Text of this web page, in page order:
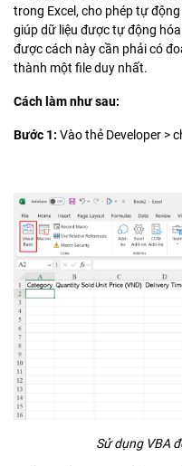
trong Excel, cho phép tự
giúp dữ liệu được tự động
được cách này cần phải có
thành một file duy nhất.
Cách làm như sau:
Bước 1: Vào thẻ Developer >
Sử dụng VBA